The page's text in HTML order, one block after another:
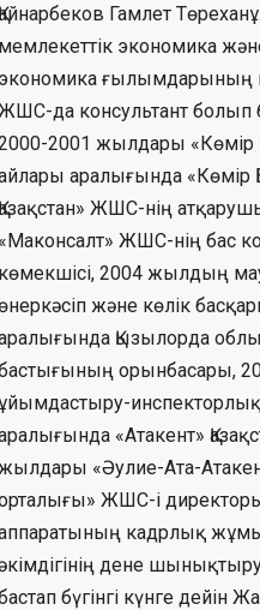
Гамлет
мемлекеттік экономика
экономика ғылымдарының
да консультант болып
2001 жылдары «Көмір
аралығында «Көмір
ЖШС-нің
«Маконсалт» ЖШС-нің бас
көмекшісі, 2004 жылдың
және көлік
Қызылорда
орынбасары,
инспекторлық
«Атакент»
жылдары «Әулие-Ата-
ЖШС-і
кадрлық
дене
бүгінгі күнге